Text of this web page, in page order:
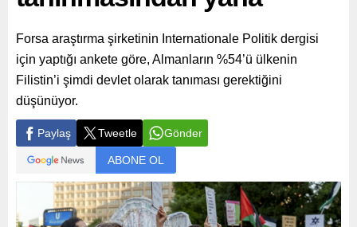
Forsa araştırma şirketinin Internationale Politik dergisi
için yaptığı ankete göre, Almanların %54’ü ülkenin
Filistin’i şimdi devlet olarak tanıması gerektiğini
düşünüyor.
Paylaş Tweetle Gönder
ABONE OL